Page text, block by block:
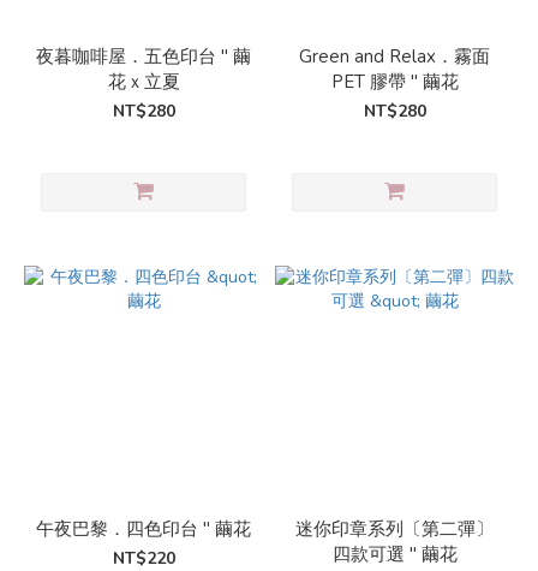
夜暮咖啡屋．五色印台 " 繭
花ｘ立夏
NT$280
Green and Relax．霧面
PET 膠帶 " 繭花
NT$280
午夜巴黎．四色印台 " 繭花
NT$220
迷你印章系列〔第二彈〕
四款可選 " 繭花